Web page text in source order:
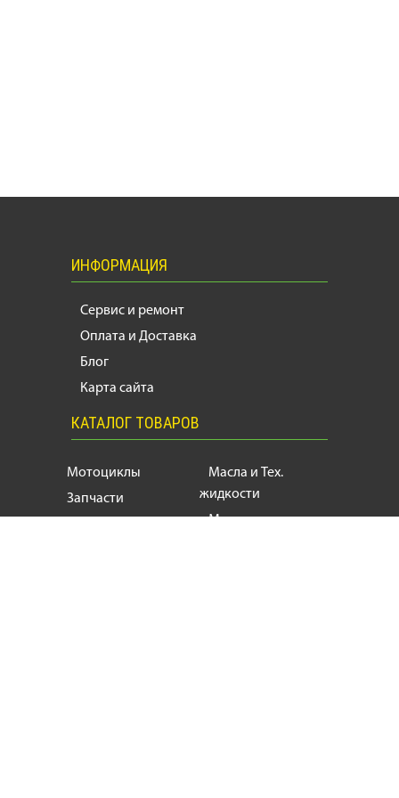
ИНФОРМАЦИЯ
Сервис и ремонт
Оплата и Доставка
Блог
Карта сайта
КАТАЛОГ ТОВАРОВ
Мотоциклы
Запчасти
Масла и Тех.
жидкости
Моторезина